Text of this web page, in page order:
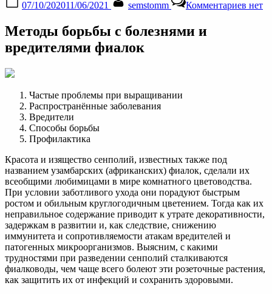
on
07/10/202011/06/2021 semstomm Комментариев нет
Методы борьбы с болезнями и
вредителями фиалок
Частые проблемы при выращивании
Распространённые заболевания
Вредители
Способы борьбы
Профилактика
Красота и изящество сенполий, известных также под
названием узамбарских (африканских) фиалок, сделали их
всеобщими любимицами в мире комнатного цветоводства.
При условии заботливого ухода они порадуют быстрым
ростом и обильным круглогодичным цветением. Тогда как их
неправильное содержание приводит к утрате декоративности,
задержкам в развитии и, как следствие, снижению
иммунитета и сопротивляемости атакам вредителей и
патогенных микроорганизмов. Выясним, с какими
трудностями при разведении сенполий сталкиваются
фиалководы, чем чаще всего болеют эти розеточные растения,
как защитить их от инфекций и сохранить здоровыми.